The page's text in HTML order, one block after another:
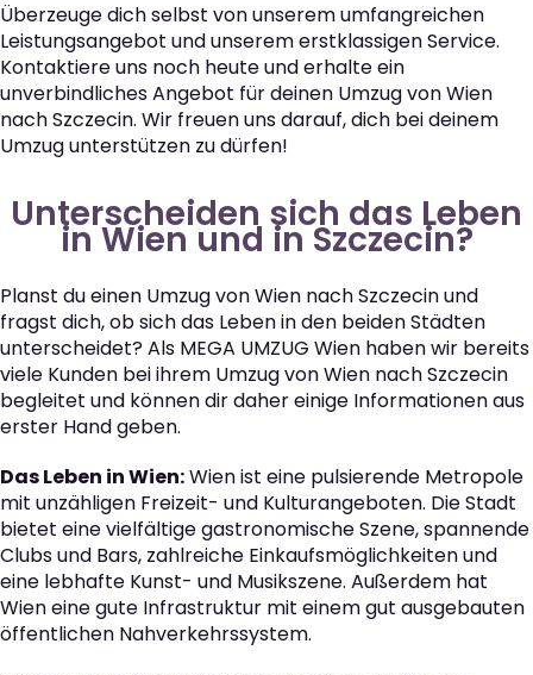
Überzeuge dich selbst von unserem umfangreichen
Leistungsangebot und unserem erstklassigen Service.
Kontaktiere uns noch heute und erhalte ein
unverbindliches Angebot für deinen Umzug von Wien
nach Szczecin. Wir freuen uns darauf, dich bei deinem
Umzug unterstützen zu dürfen!
Unterscheiden sich das Leben
in Wien und in Szczecin?
Planst du einen Umzug von Wien nach Szczecin und
fragst dich, ob sich das Leben in den beiden Städten
unterscheidet? Als MEGA UMZUG Wien haben wir bereits
viele Kunden bei ihrem Umzug von Wien nach Szczecin
begleitet und können dir daher einige Informationen aus
erster Hand geben.
Das Leben in Wien:Wien ist eine pulsierende Metropole
mit unzähligen Freizeit- und Kulturangeboten. Die Stadt
bietet eine vielfältige gastronomische Szene, spannende
Clubs und Bars, zahlreiche Einkaufsmöglichkeiten und
eine lebhafte Kunst- und Musikszene. Außerdem hat
Wien eine gute Infrastruktur mit einem gut ausgebauten
öffentlichen Nahverkehrssystem.